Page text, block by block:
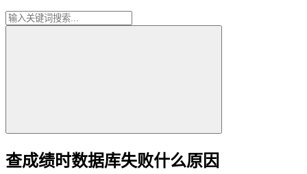
查成绩时数据库失败什么原因